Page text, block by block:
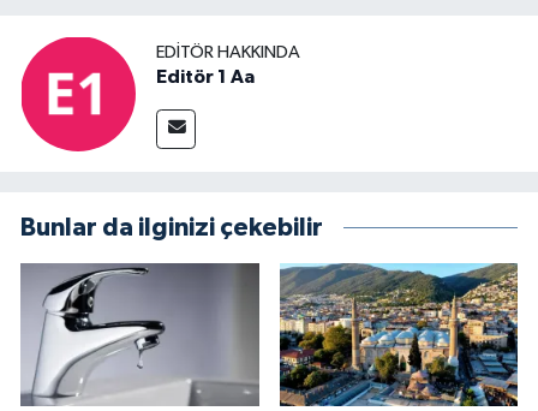
EDITÖR HAKKINDA
Editör 1 Aa
Bunlar da ilginizi çekebilir